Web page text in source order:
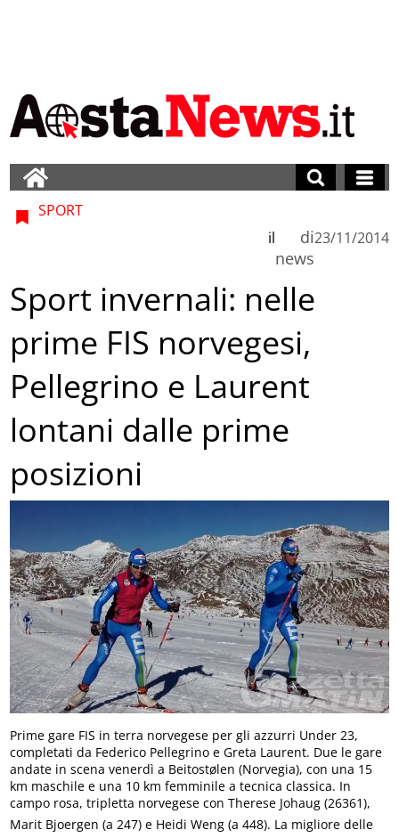
SPORT
di
news
il 23/11/2014
Sport invernali: nelle
prime FIS norvegesi,
Pellegrino e Laurent
lontani dalle prime
posizioni
Prime gare FIS in terra norvegese per gli azzurri Under 23,
completati da Federico Pellegrino e Greta Laurent. Due le gare
andate in scena venerdì a Beitostølen (Norvegia), con una 15
km maschile e una 10 km femminile a tecnica classica. In
campo rosa, tripletta norvegese con Therese Johaug (26361),
Marit Bjoergen (a 247) e Heidi Weng (a 448). La migliore delle